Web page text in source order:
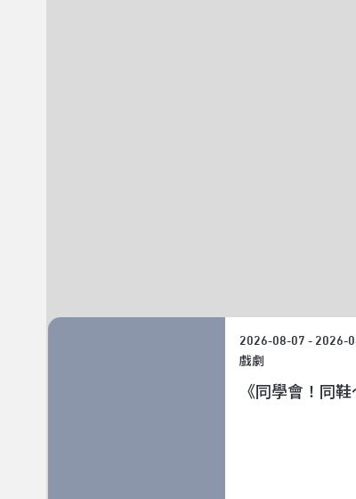
2026-08-07 - 2026-
戲劇
《同學會！同鞋